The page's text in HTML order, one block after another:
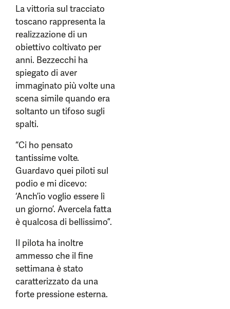
La vittoria sul tracciato
toscano rappresenta la
realizzazione di un
obiettivo coltivato per
anni. Bezzecchi ha
spiegato di aver
immaginato più volte una
scena simile quando era
soltanto un tifoso sugli
spalti.
“Ci ho pensato
tantissime volte.
Guardavo quei piloti sul
podio e mi dicevo:
‘Anch’io voglio essere lì
un giorno’. Avercela fatta
è qualcosa di bellissimo”.
Il pilota ha inoltre
ammesso che il fine
settimana è stato
caratterizzato da una
forte pressione esterna.